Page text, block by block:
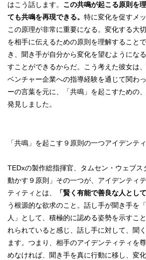
はこう話します。 この共鳴が起こる原則を
ても共鳴を再現できる。 特に変化を促すメ
この原理が非常に重要になる。変化する大
を相手に伝えるための原則を理解すること
き、聞き手が自分から変化を望むようにな
すことができるからだ。こう考えた彼女は
ベンチャー企業への指導経験を通じて関わ
ーの言葉を元に、「共鳴」を起こすための、
発見しました。
「共鳴」を起こす９原則の一つアイデンテ
TEDxの製作総指揮官、タムセン・ウェブス
動かす９原則」その一つが、アイデンティ
ティティとは、
「賢く有能で善良な人とし
う根源的な欲求のこと。話し手が聞き手を
人」として、積極的に認める姿勢を示すこ
れられていると感じ、話し手に対して、聞
ます。つまり、相手のアイデンティティを
めなければ、聞き手を真に行動に移し、変